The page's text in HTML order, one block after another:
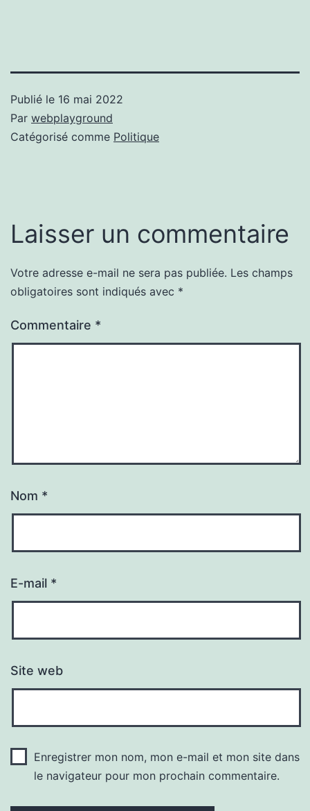
Publié le 16 mai 2022
Par webplayground
Catégorisé comme Politique
Laisser un commentaire
Votre adresse e-mail ne sera pas publiée. Les champs
obligatoires sont indiqués avec *
Commentaire *
Nom *
E-mail *
Site web
Enregistrer mon nom, mon e-mail et mon site dans
le navigateur pour mon prochain commentaire.